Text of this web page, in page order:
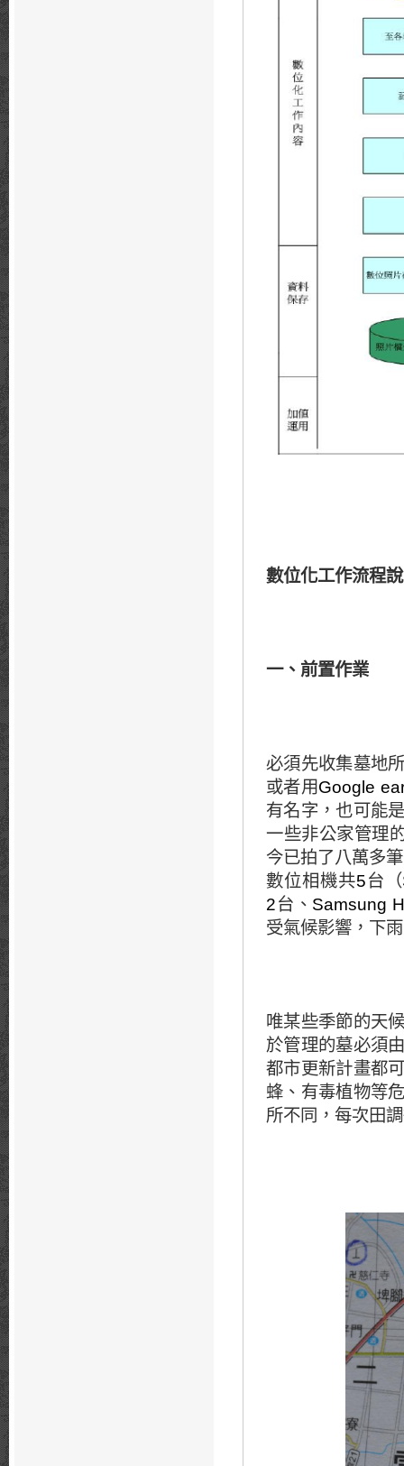
數位化工作流程
一、前置作業
必須先收集墓地
或者用Google
有名字，也可能
一些非公家管理
今已拍了八萬多
數位相機共5台（
2台、 Samsung
受氣候影響，下
唯某些季節的天
於管理的墓必須
都市更新計畫都
蜂、有毒植物等
所不同，每次田